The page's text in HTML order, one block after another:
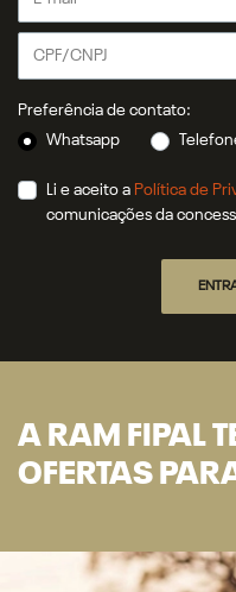
Preferência de contato:
Whatsapp
Li e aceito a Política de
comunicações da
A RAM FIPAL
OFERTAS